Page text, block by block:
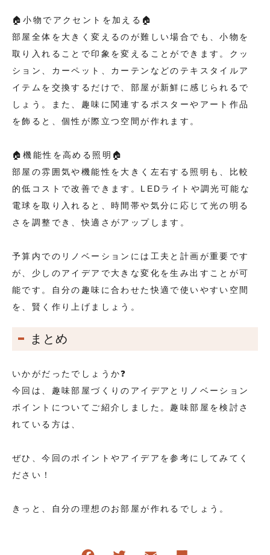
🏠小物でアクセントを加える🏠
部屋全体を大きく変えるのが難しい場合でも、小物を
取り入れることで印象を変えることができます。クッ
ション、カーペット、カーテンなどのテキスタイルア
イテムを交換するだけで、部屋が新鮮に感じられるで
しょう。また、趣味に関連するポスターやアート作品
を飾ると、個性が際立つ空間が作れます。
🏠機能性を高める照明🏠
部屋の雰囲気や機能性を大きく左右する照明も、比較
的低コストで改善できます。LEDライトや調光可能な
電球を取り入れると、時間帯や気分に応じて光の明る
さを調整でき、快適さがアップします。
予算内でのリノベーションには工夫と計画が重要です
が、少しのアイデアで大きな変化を生み出すことが可
能です。自分の趣味に合わせた快適で使いやすい空間
を、賢く作り上げましょう。
まとめ
いかがだったでしょうか❓
今回は、趣味部屋づくりのアイデアとリノベーション
ポイントについてご紹介しました。趣味部屋を検討さ
れている方は、
ぜひ、今回のポイントやアイデアを参考にしてみてく
ださい！
きっと、自分の理想のお部屋が作れるでしょう。